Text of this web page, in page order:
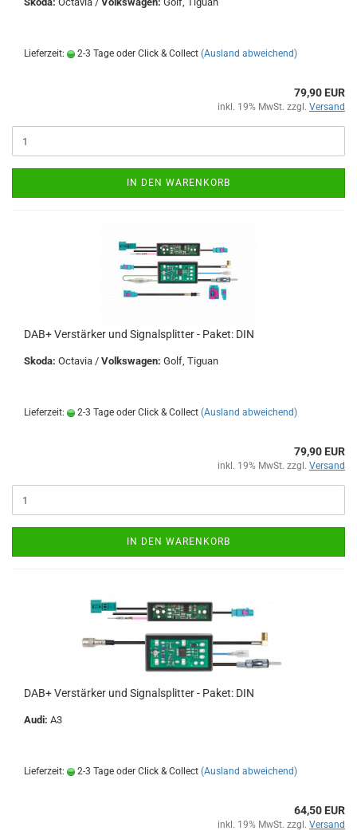
Lieferzeit: 2-3 Tage oder Click & Collect (Ausland abweichend)
79,90 EUR
inkl. 19% MwSt. zzgl. Versand
IN DEN WARENKORB
DAB+ Verstärker und Signalsplitter - Paket: DIN
Skoda: Octavia / Volkswagen: Golf, Tiguan
Lieferzeit: 2-3 Tage oder Click & Collect (Ausland abweichend)
79,90 EUR
inkl. 19% MwSt. zzgl. Versand
IN DEN WARENKORB
DAB+ Verstärker und Signalsplitter - Paket: DIN
Audi: A3
Lieferzeit: 2-3 Tage oder Click & Collect (Ausland abweichend)
64,50 EUR
inkl. 19% MwSt. zzgl. Versand